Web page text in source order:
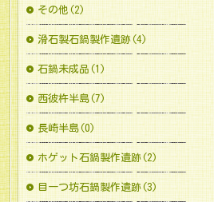
その他(2)
滑石製石鍋製作遺跡(4)
石鍋未成品(1)
西彼杵半島(7)
長崎半島(0)
ホゲット石鍋製作遺跡(2)
目一つ坊石鍋製作遺跡(3)